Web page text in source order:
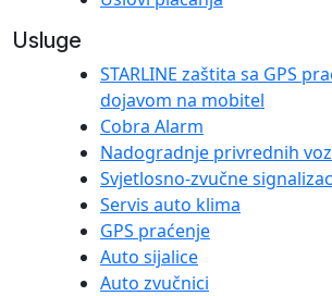
Usluge
STARLINE zaštita sa GPS
dojavom na mobitel
Cobra Alarm
Nadogradnje privrednih
Svjetlosno-zvučne
Servis auto klima
GPS praćenje
Auto sijalice
Auto zvučnici